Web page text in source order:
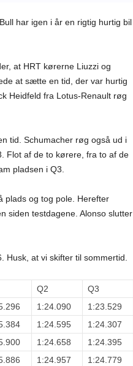
har igen i år en rigtig hurtig bil
at HRT kørerne Liuzzi og
at sætte en tid, der var hurtig
Heidfeld fra Lotus-Renault røg
tid. Schumacher røg også ud i
Flot af de to kørere, fra to af de
pladsen i Q3.
plads og tog pole. Herefter
siden testdagene. Alonso slutter
at vi skifter til sommertid.
Q2
Q3
1:24.090
1:23.529
1:24.595
1:24.307
1:24.658
1:24.395
1:24.957
1:24.779